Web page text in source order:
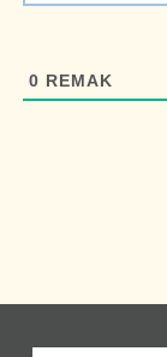
0 REMAK